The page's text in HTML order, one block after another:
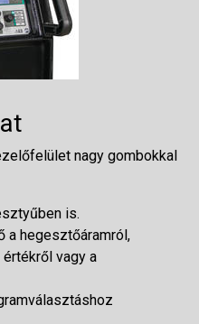
nagy gombokkal
is.
a hegesztőáramról,
vagy a